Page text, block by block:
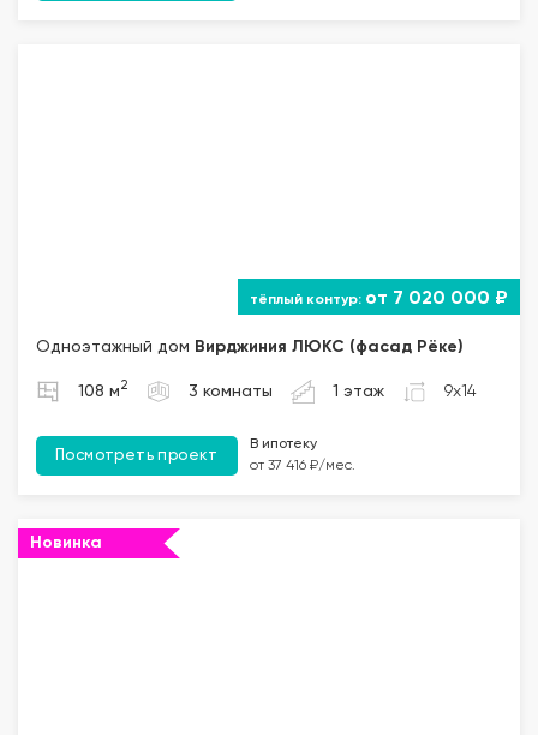
от 7 020 000 ₽
Одноэтажный дом Вирджиния ЛЮКС (фасад Рёке)
108 м 2 3 комнаты 1 этаж 9x14
Посмотреть проект
В ипотеку
от 37 416 ₽/мес.
Новинка